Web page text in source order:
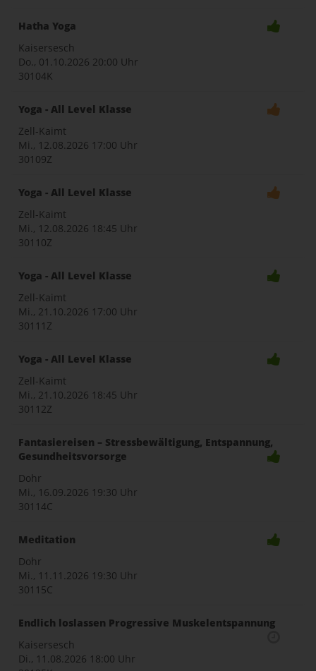
Hatha Yoga
Kaisersesch
Do., 01.10.2026 20:00 Uhr
30104K
Yoga - All Level Klasse
Zell-Kaimt
Mi., 12.08.2026 17:00 Uhr
30109Z
Yoga - All Level Klasse
Zell-Kaimt
Mi., 12.08.2026 18:45 Uhr
30110Z
Yoga - All Level Klasse
Zell-Kaimt
Mi., 21.10.2026 17:00 Uhr
30111Z
Yoga - All Level Klasse
Zell-Kaimt
Mi., 21.10.2026 18:45 Uhr
30112Z
Fantasiereisen – Stressbewältigung, Entspannung,
Gesundheitsvorsorge
Dohr
Mi., 16.09.2026 19:30 Uhr
30114C
Meditation
Dohr
Mi., 11.11.2026 19:30 Uhr
30115C
Endlich loslassen Progressive Muskelentspannung
Kaisersesch
Di., 11.08.2026 18:00 Uhr